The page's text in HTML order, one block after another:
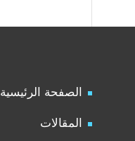
الصفحة الرئيسية
المقالات